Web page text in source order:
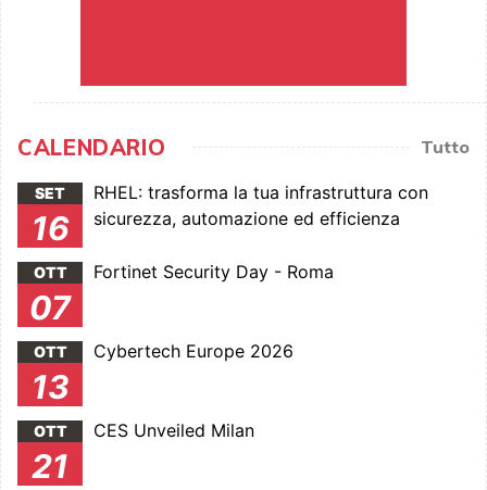
CALENDARIO Tutto
SET
16
RHEL: trasforma la tua infrastruttura con
sicurezza, automazione ed efficienza
OTT
07
Fortinet Security Day - Roma
OTT
13
Cybertech Europe 2026
OTT
21
CES Unveiled Milan